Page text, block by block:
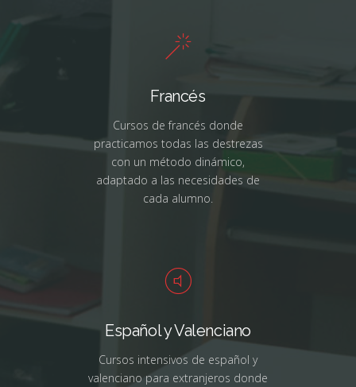
Francés
Cursos de francés donde
practicamos todas las destrezas
con un método dinámico,
adaptado a las necesidades de
cada alumno.
Español y Valenciano
Cursos intensivos de español y
valenciano para extranjeros donde